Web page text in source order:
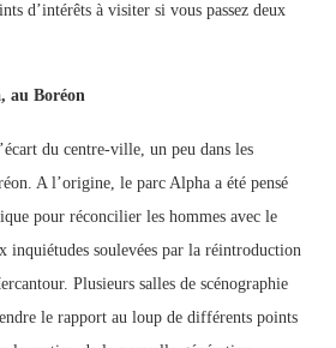
d’intérêts à visiter si vous passez deux
au Boréon
du centre-ville, un peu dans les
A l’origine, le parc Alpha a été pensé
pour réconcilier les hommes avec le
inquiétudes soulevées par la réintroduction
Plusieurs salles de scénographie
le rapport au loup de différents points